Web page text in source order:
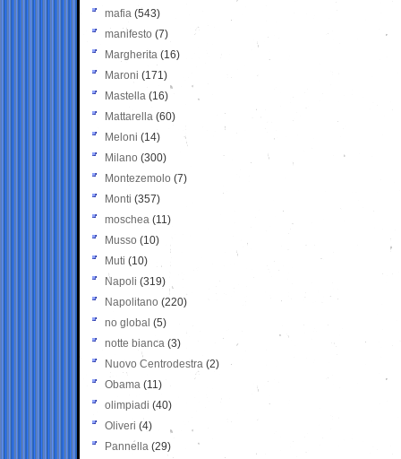
mafia (543)
manifesto (7)
Margherita (16)
Maroni (171)
Mastella (16)
Mattarella (60)
Meloni (14)
Milano (300)
Montezemolo (7)
Monti (357)
moschea (11)
Musso (10)
Muti (10)
Napoli (319)
Napolitano (220)
no global (5)
notte bianca (3)
Nuovo Centrodestra (2)
Obama (11)
olimpiadi (40)
Oliveri (4)
Pannella (29)